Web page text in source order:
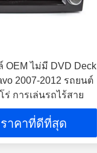
OEM ไม่มี DVD Deck
2007-2012 รถยนต์
ร่ การเล่นรถไร้สาย
าคาที่ดีที่สุด